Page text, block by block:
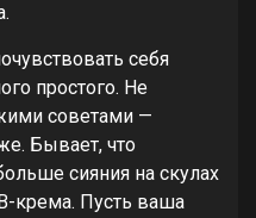
себя
простого. Не
советами —
Бывает, что
сияния на скулах
крема. Пусть ваша